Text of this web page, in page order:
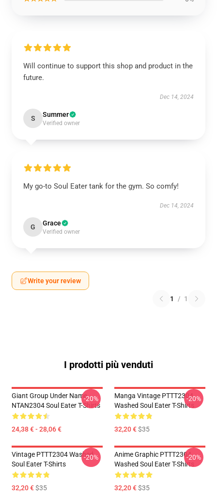
Will continue to support this shop and product in the
future.
Dec 14, 2024
S Summer
Verified owner
My go-to Soul Eater tank for the gym. So comfy!
Dec 14, 2024
G Grace
Verified owner
Write your review
1 / 1
I prodotti più venduti
Giant Group Under Name
NTAN2304 Soul Eater T-Shirts
24,38 € - 28,06 €
-20%
Manga Vintage PTTT2304
Washed Soul Eater T-Shirts
32,20 €$35
-20%
Vintage PTTT2304 Washed
Soul Eater T-Shirts
32,20 €$35
-20%
Anime Graphic PTTT2304
Washed Soul Eater T-Shirts
32,20 €$35
-20%